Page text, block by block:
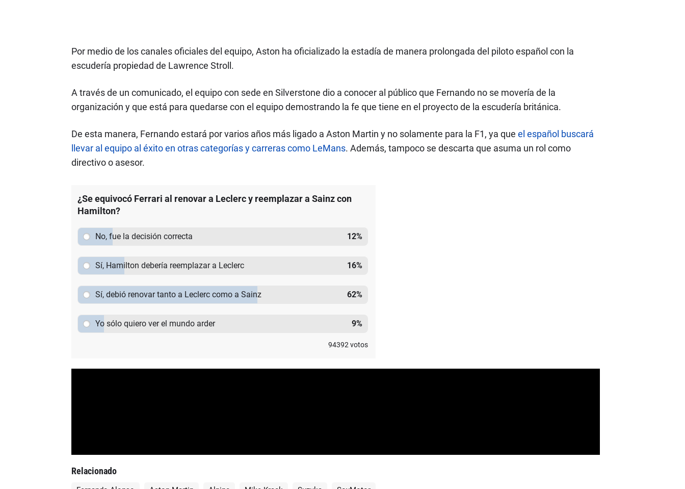
Por medio de los canales oficiales del equipo, Aston ha oficializado la estadía de manera prolongada del piloto español con la
escudería propiedad de Lawrence Stroll.
A través de un comunicado, el equipo con sede en Silverstone dio a conocer al público que Fernando no se movería de la
organización y que está para quedarse con el equipo demostrando la fe que tiene en el proyecto de la escudería británica.
De esta manera, Fernando estará por varios años más ligado a Aston Martin y no solamente para la F1, ya que el español buscará
llevar al equipo al éxito en otras categorías y carreras como LeMans. Además, tampoco se descarta que asuma un rol como
directivo o asesor.
¿Se equivocó Ferrari al renovar a Leclerc y reemplazar a Sainz con
Hamilton?
No, fue la decisión correcta 12%
Sí, Hamilton debería reemplazar a Leclerc 16%
Sí, debió renovar tanto a Leclerc como a Sainz 62%
Yo sólo quiero ver el mundo arder 9%
94392votos
Relacionado